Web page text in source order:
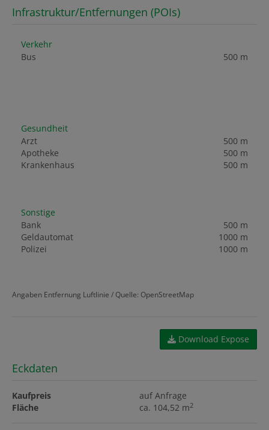
Infrastruktur/Entfernungen (POIs)
Verkehr
Bus
500 m
Gesundheit
Arzt
500 m
Apotheke
500 m
Krankenhaus
500 m
Sonstige
Bank
500 m
Geldautomat
1000 m
Polizei
1000 m
Angaben Entfernung Luftlinie / Quelle: OpenStreetMap
Download Expose
Eckdaten
Kaufpreis
auf Anfrage
Fläche
ca. 104,52 m2